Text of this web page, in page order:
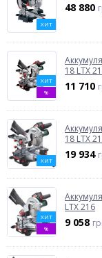
ХИТ
48 880
ХИТ
%
18 LTX
11 710
ХИТ
18 LTX
19 934
ХИТ
%
LTX 216
9 058